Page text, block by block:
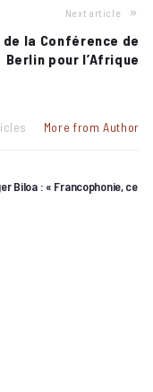
Next article
de la Conférence de
Berlin pour l’Afrique
More from Author
Biloa : « Francophonie, ce